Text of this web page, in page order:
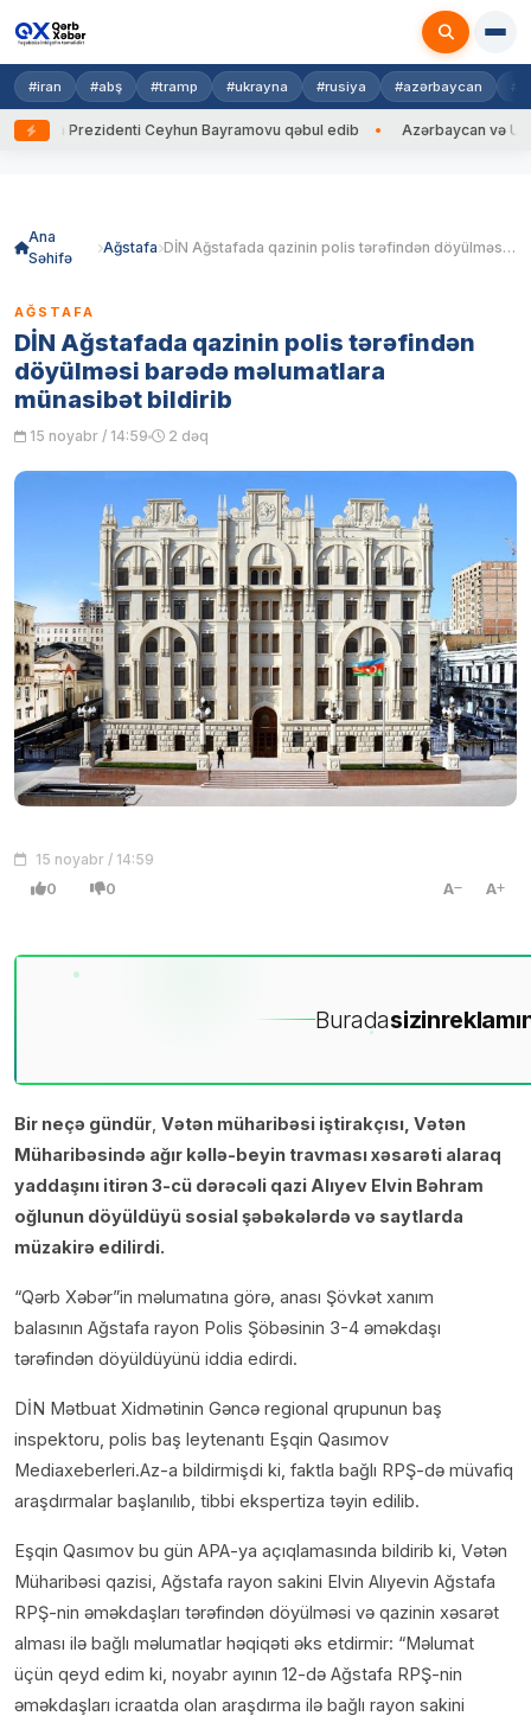
#iran #abş #tramp #ukrayna #rusiya #azərbaycan
Prezidenti Ceyhun Bayramovu qəbul edib Azərbaycan və
Ana
Səhifə
Ağstafa DİN Ağstafada qazinin polis tərəfindən döyülməsi barədə məlumatlara münasibət bildirib
AĞSTAFA
DİN Ağstafada qazinin polis tərəfindən
döyülməsi barədə məlumatlara
münasibət bildirib
15 noyabr / 14:59 2 dəq
15 noyabr / 14:59
0 0 A A
Buradasizin
Bir neçə gündür Vətən müharibəsi iştirakçısı, Vətən
Müharibəsində ağır kəllə-beyin travması xəsarəti alaraq
yaddaşını itirən 3-cü dərəcəli qazi Alıyev Elvin Bəhram
oğlunun döyüldüyü sosial şəbəkələrdə və saytlarda
müzakirə edilirdi.
“Qərb Xəbər”in məlumatına görə, anası Şövkət xanım
balasının Ağstafa rayon Polis Şöbəsinin 3-4 əməkdaşı
tərəfindən döyüldüyünü iddia edirdi.
DİN Mətbuat Xidmətinin Gəncə regional qrupunun baş
inspektoru, polis baş leytenantı Eşqin Qasımov
Mediaxeberleri.Az-a bildirmişdi ki, faktla bağlı RPŞ-də müvafiq
araşdırmalar başlanılıb, tibbi ekspertiza təyin edilib.
Eşqin Qasımov bu gün APA-ya açıqlamasında bildirib ki, Vətən
Müharibəsi qazisi, Ağstafa rayon sakini Elvin Alıyevin Ağstafa
RPŞ-nin əməkdaşları tərəfindən döyülməsi və qazinin xəsarət
alması ilə bağlı məlumatlar həqiqəti əks etdirmir: “Məlumat
üçün qeyd edim ki, noyabr ayının 12-də Ağstafa RPŞ-nin
əməkdaşları icraatda olan araşdırma ilə bağlı rayon sakini